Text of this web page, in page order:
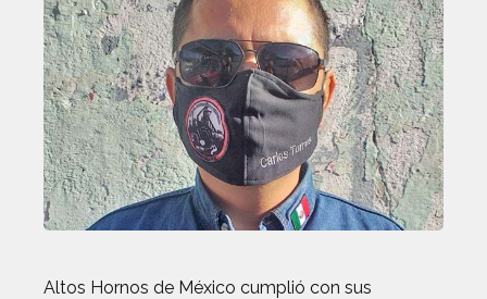
Altos Hornos de México cumplió con sus